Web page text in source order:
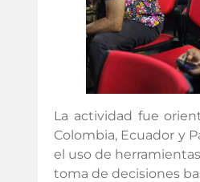
La actividad fue
Colombia, Ecuador y
el uso de
toma de decisiones